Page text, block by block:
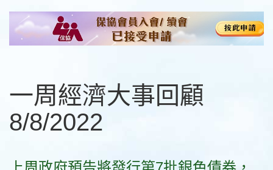
一周經濟大事回顧
8/8/2022